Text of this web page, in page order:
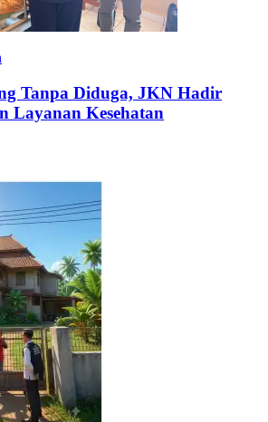
Tanpa Diduga, JKN Hadir
Layanan Kesehatan